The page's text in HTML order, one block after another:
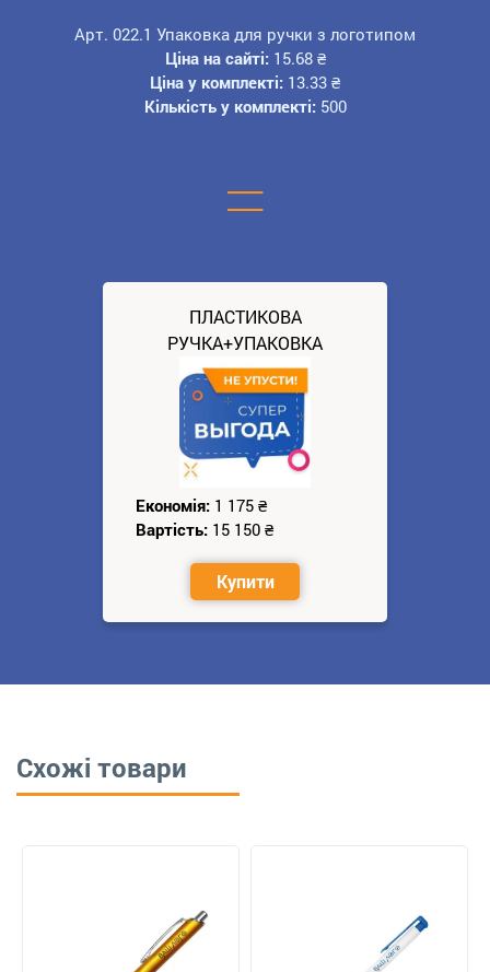
Арт. 022.1 Упаковка для ручки з логотипом
Ціна на сайті: 15.68 ₴
Ціна у комплекті: 13.33 ₴
Кількість у комплекті: 500
=
ПЛАСТИКОВА
РУЧКА+УПАКОВКА
Економія: 1 175 ₴
Вартість: 15 150 ₴
Купити
Схожі товари